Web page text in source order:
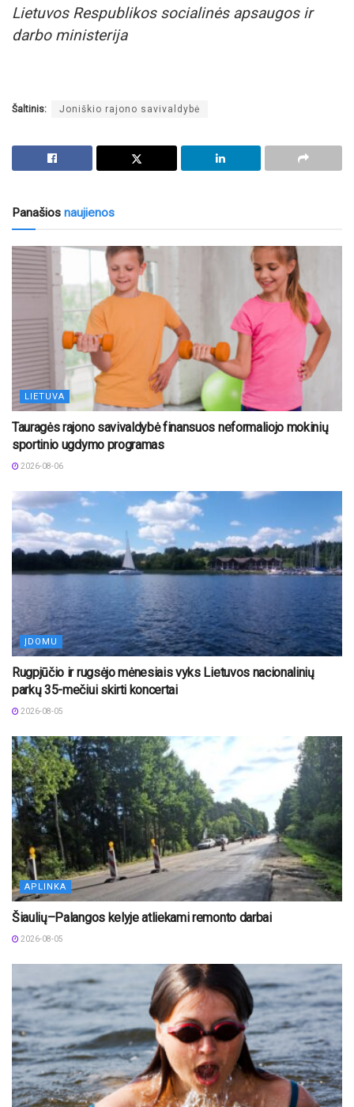
Lietuvos Respublikos socialinės apsaugos ir
darbo ministerija
Šaltinis: Joniškio rajono savivaldybė
Panašios naujienos
LIETUVA
Tauragės rajono savivaldybė finansuos neformaliojo mokinių
sportinio ugdymo programas
2026-08-06
ĮDOMU
Rugpjūčio ir rugsėjo mėnesiais vyks Lietuvos nacionalinių
parkų 35-mečiui skirti koncertai
2026-08-05
APLINKA
Šiaulių–Palangos kelyje atliekami remonto darbai
2026-08-05